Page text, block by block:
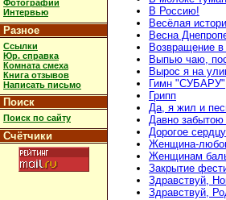
Фотографии
Интервью
Разное
Ссылки
Юр. справка
Комната смеха
Книга отзывов
Написать письмо
Поиск
Поиск по сайту
Счётчики
В Россию!
Весёлая
Весна
Возвращение
Выпью чаю,
Вырос я на
Гимн "СУБАРУ"
Грипп
Да, я жил и
Давно забытою
Дорогое
Женщина-
Женщинам
Закрытие
Здравствуй,
Здравствуй,